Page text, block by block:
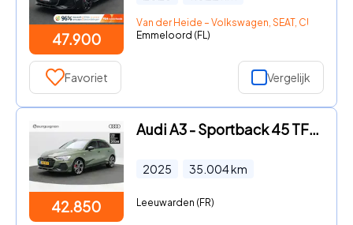
47.900
Van der Heide – Volkswagen, SEAT, CUPRA,
Emmeloord (FL)
Favoriet Vergelijk
42.850
Audi A3 - Sportback 45 TFSi e 272 Pk S-Line Competition | Trekhaak | C
2025 35.004km
Leeuwarden (FR)